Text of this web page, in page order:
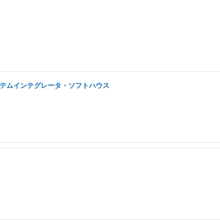
ムインテグレータ・ソフトハウス